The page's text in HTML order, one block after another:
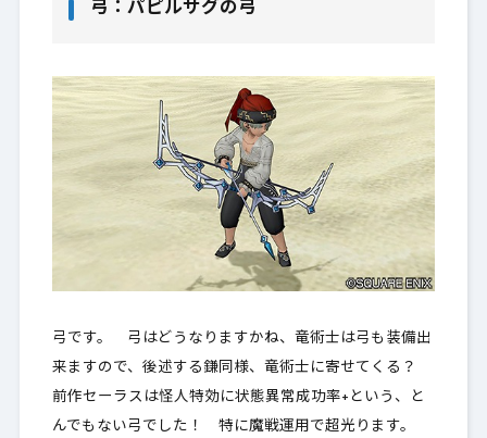
弓：パピルサグの弓
弓です。 弓はどうなりますかね、竜術士は弓も装備出
来ますので、後述する鎌同様、竜術士に寄せてくる？
前作セーラスは怪人特効に状態異常成功率+という、と
んでもない弓でした！ 特に魔戦運用で超光ります。